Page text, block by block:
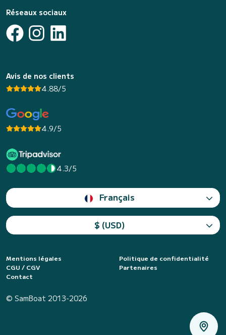
Réseaux sociaux
Avis de nos clients
4.88/5
4.9/5
4.3/5
Français
$ (USD)
Mentions légales
Politique de confidentialité
CGU / CGV
Partenaires
Contact
© SamBoat 2013-2026